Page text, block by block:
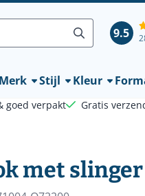
9.5
Merk Stijl Kleur
goed verpakt
Gratis
met slinger